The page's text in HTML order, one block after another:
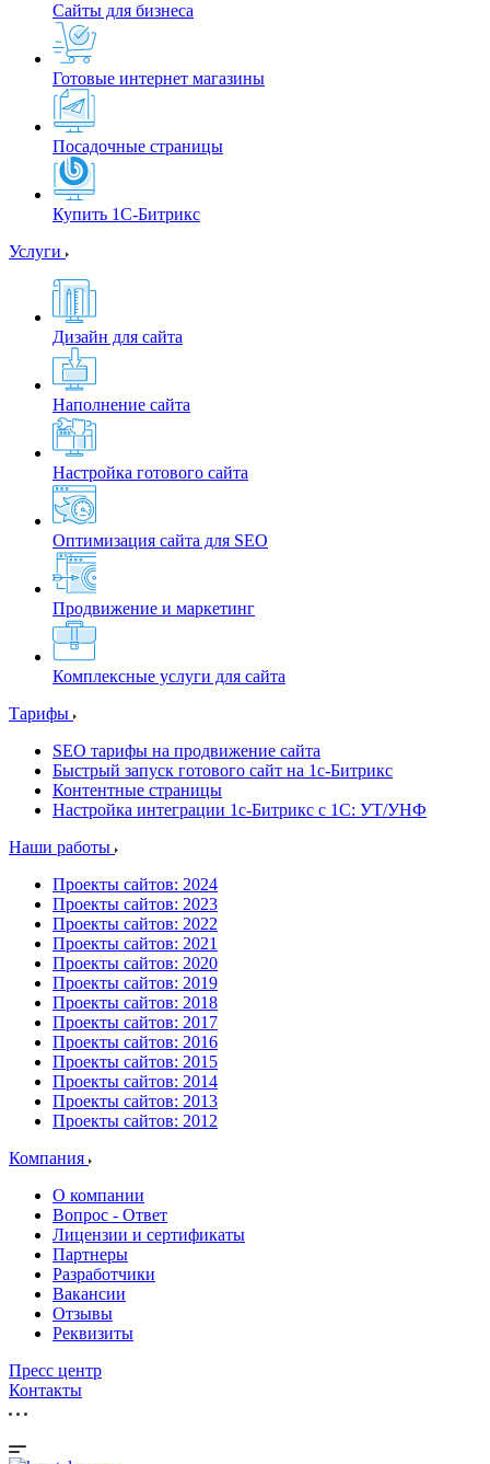
Сайты для бизнеса
Готовые интернет магазины
Посадочные страницы
Купить 1С-Битрикс
Услуги
Дизайн для сайта
Наполнение сайта
Настройка готового сайта
Оптимизация сайта для SEO
Продвижение и маркетинг
Комплексные услуги для сайта
Тарифы
SEO тарифы на продвижение сайта
Быстрый запуск готового сайт на 1с-Битрикс
Контентные страницы
Настройка интеграции 1с-Битрикс с 1С: УТ/УНФ
Наши работы
Проекты сайтов: 2024
Проекты сайтов: 2023
Проекты сайтов: 2022
Проекты сайтов: 2021
Проекты сайтов: 2020
Проекты сайтов: 2019
Проекты сайтов: 2018
Проекты сайтов: 2017
Проекты сайтов: 2016
Проекты сайтов: 2015
Проекты сайтов: 2014
Проекты сайтов: 2013
Проекты сайтов: 2012
Компания
О компании
Вопрос - Ответ
Лицензии и сертификаты
Партнеры
Разработчики
Вакансии
Отзывы
Реквизиты
Пресс центр
Контакты